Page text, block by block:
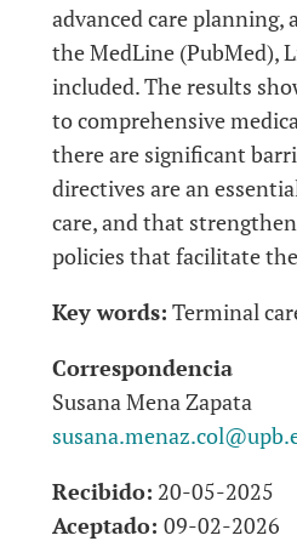
advanced care
the MedLine (PubMed),
included. The results
to comprehensive
there are significant
directives are an
care, and that
policies that facilitate
Key words: Terminal
Correspondencia
Susana Mena Zapata
Recibido: 20-05-2025
Aceptado: 09-02-2026